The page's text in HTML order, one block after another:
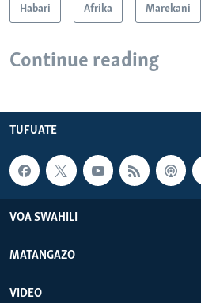
Habari Afrika Marekani
Continue reading
TUFUATE
VOA SWAHILI
MATANGAZO
VIDEO